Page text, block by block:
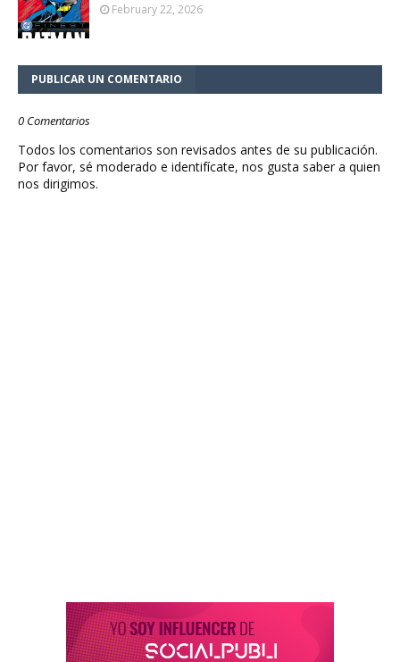
February 22, 2026
PUBLICAR UN COMENTARIO
0 Comentarios
Todos los comentarios son revisados antes de su publicación.
Por favor, sé moderado e identifícate, nos gusta saber a quien
nos dirigimos.